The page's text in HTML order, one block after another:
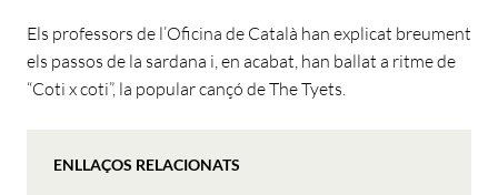
Els professors de l’Oficina de Català han explicat breument
els passos de la sardana i, en acabat, han ballat a ritme de
“Coti x coti”, la popular cançó de The Tyets.
ENLLAÇOS RELACIONATS